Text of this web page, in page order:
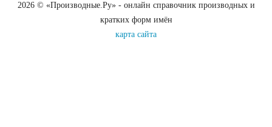
2026 © «Производные.Ру» - онлайн справочник производных и
кратких форм имён
карта сайта